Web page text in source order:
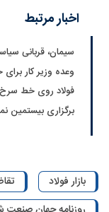
اخبار مرتبط
سیمان، قربانی
وعده وزیر کار
فولاد روی خط سرخ
برگزاری بیستمین
بازار فولاد